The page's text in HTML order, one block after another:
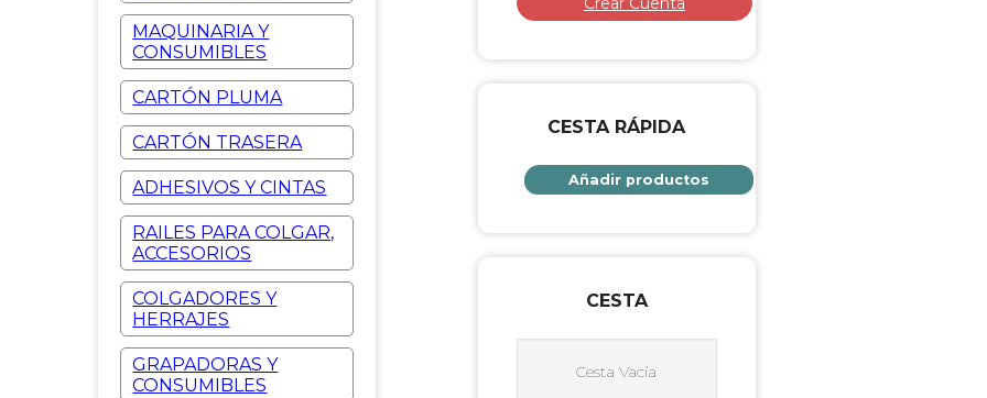
MAQUINARIA Y
CONSUMIBLES
CARTÓN PLUMA
CARTÓN TRASERA
ADHESIVOS Y CINTAS
RAILES PARA COLGAR,
ACCESORIOS
COLGADORES Y
HERRAJES
GRAPADORAS Y
CONSUMIBLES
CESTA RÁPIDA
Añadir productos
CESTA
Cesta Vacía